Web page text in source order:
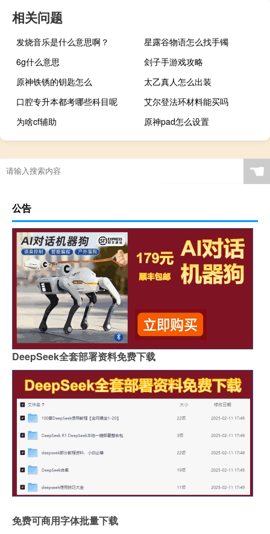
相关问题
发烧音乐是什么意思啊？
星露谷物语怎么找手镯
6g什么意思
刽子手游戏攻略
原神铁锈的钥匙怎么
太乙真人怎么出装
口腔专升本都考哪些科目呢
艾尔登法环材料能买吗
为啥cf辅助
原神pad怎么设置
艾尔登法环法师怎么没伤害
☚
公告
DeepSeek全套部署资料免费下载
免费可商用字体批量下载